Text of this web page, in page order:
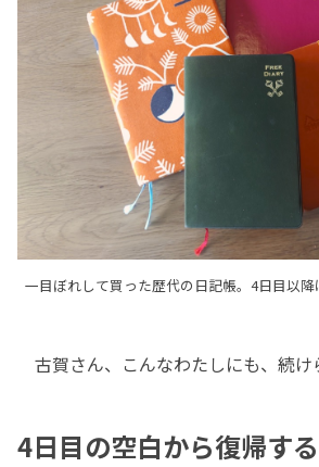
一目ぼれして買った歴代の日記帳。4日目以降
古賀さん、こんなわたしにも、続け
4日目の空白から復帰す